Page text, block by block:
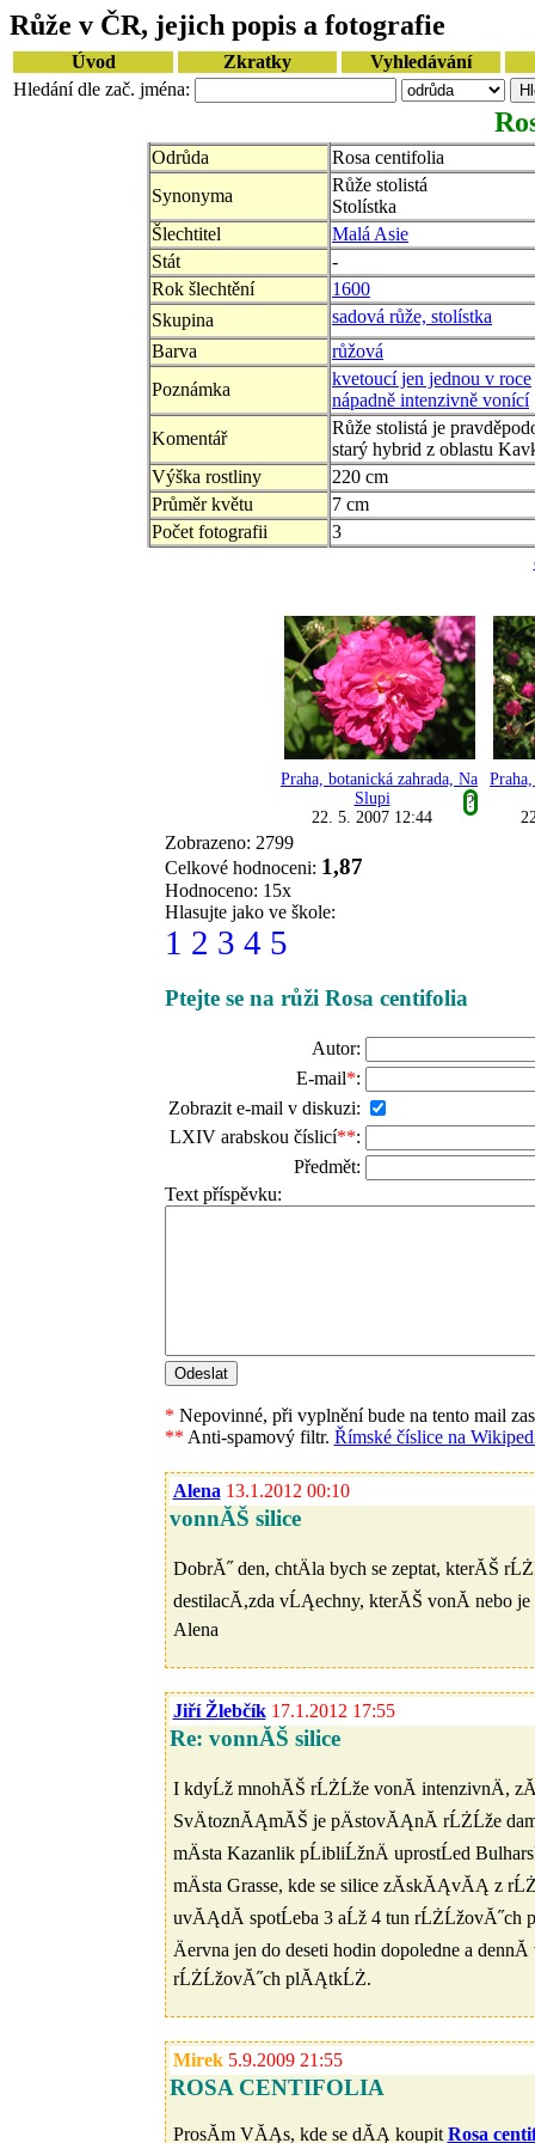
Růže v ČR, jejich popis a fotografie
Úvod Zkratky
Vyhledávání
Hledání dle zač. jména:
Odrůda
Rosa centifolia
Synonyma
Růže stolistá
Stolístka
Šlechtitel
Malá Asie
Stát
-
Rok šlechtění
1600
Skupina
sadová růže, stolístka
Barva
růžová
Poznámka
kvetoucí jen jednou v roce
nápadně intenzivně vonící
Komentář
Růže stolistá je
starý hybrid z oblastu
Výška rostliny
220 cm
Průměr květu
7 cm
Počet fotografii
3
Praha, botanická zahrada, Na
Slupi
?
22. 5. 2007 12:44
Zobrazeno: 2799
Celkové hodnoceni: 1,87
Hodnoceno: 15x
Hlasujte jako ve škole:
1 2 3 4 5
Ptejte se na růži Rosa centifolia
Autor:
E-mail*:
Zobrazit e-mail v diskuzi:
LXIV arabskou číslicí**:
Předmět:
Text příspěvku:
* Nepovinné, při vyplnění bude na tento mail
** Anti-spamový filtr. Římské číslice na
Alena 13.1.2012 00:10
vonnĂŠ silice
DobrĂ˝ den, chtÄla bych se zeptat, kterĂŠ
destilacĂ­,zda vĹĄechny, kterĂŠ vonĂ­ nebo je
Alena
Jiří Žlebčík 17.1.2012 17:55
Re: vonnĂŠ silice
I kdyĹž mnohĂŠ rĹŻĹže vonĂ­ intenzivnÄ,
SvÄtoznĂĄmĂŠ je pÄstovĂĄnĂ­ rĹŻĹže
mÄsta Kazanlik pĹibliĹžnÄ uprostĹed
mÄsta Grasse, kde se silice zĂ­skĂĄvĂĄ z
uvĂĄdĂ­ spotĹeba 3 aĹž 4 tun
Äervna jen do deseti hodin dopoledne a
rĹŻĹžovĂ˝ch plĂĄtkĹŻ.
Mirek 5.9.2009 21:55
ROSA CENTIFOLIA
ProsĂ­m VĂĄs, kde se dĂĄ koupitRosa